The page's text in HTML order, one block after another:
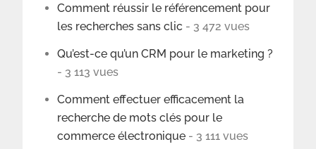
Comment réussir le référencement pour
les recherches sans clic - 3 472 vues
Qu’est-ce qu’un CRM pour le marketing ?
- 3 113 vues
Comment effectuer efficacement la
recherche de mots clés pour le
commerce électronique - 3 111 vues